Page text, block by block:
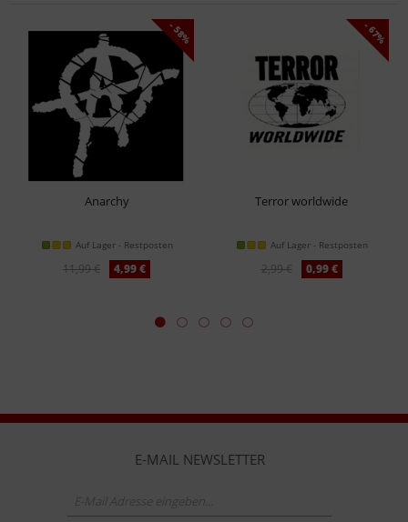
Anarchy
Auf Lager - Restposten
11,99 € 4,99 €
- 58%
Terror worldwide
Auf Lager - Restposten
2,99 € 0,99 €
- 67%
E-MAIL NEWSLETTER